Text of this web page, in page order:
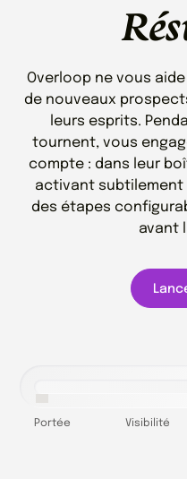
Overloop ne vous
de nouveaux
leurs esprits.
tournent, vous
compte : dans leur
activant subtilement
des étapes
avant
Portée Visibilité